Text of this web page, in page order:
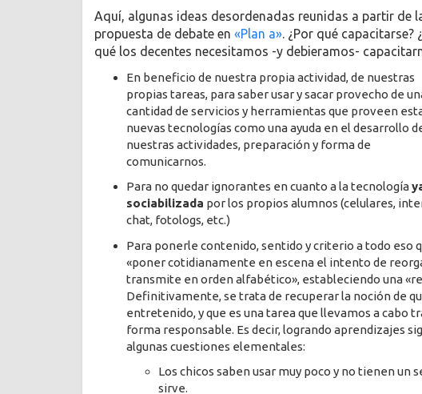
Aquí, algunas ideas desordenadas reunidas a partir de
propuesta de debate en «Plan a». ¿Por qué capacitarse?
qué los decentes necesitamos -y debieramos-
En beneficio de nuestra propia actividad, de nuestras
propias tareas, para saber usar y sacar provecho de
cantidad de servicios y herramientas que proveen
nuevas tecnologías como una ayuda en el desarrollo
nuestras actividades, preparación y forma de
comunicarnos.
Para no quedar ignorantes en cuanto a la tecnología
sociabilizada por los propios alumnos (celulares,
chat, fotologs, etc.)
Para ponerle contenido, sentido y criterio a todo eso
«poner cotidianamente en escena el intento de
transmite en orden alfabético», estableciendo una
Definitivamente, se trata de recuperar la noción de
entretenido, y que es una tarea que llevamos a cabo
forma responsable. Es decir, logrando aprendizajes
algunas cuestiones elementales:
Los chicos saben usar muy poco y no tienen un
sirve.